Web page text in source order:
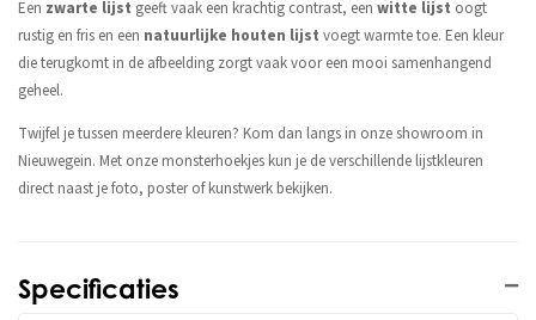
Een zwarte lijst geeft vaak een krachtig contrast, een witte lijst oogt
rustig en fris en een natuurlijke houten lijst voegt warmte toe. Een kleur
die terugkomt in de afbeelding zorgt vaak voor een mooi samenhangend
geheel.
Twijfel je tussen meerdere kleuren? Kom dan langs in onze showroom in
Nieuwegein. Met onze monsterhoekjes kun je de verschillende lijstkleuren
direct naast je foto, poster of kunstwerk bekijken.
Specificaties